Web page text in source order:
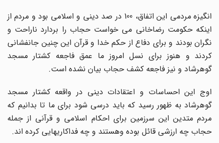
انگیزه مردمی این اتفاق، 100 در صد دینی و اسلامی بود و مردم از
اینکه حکومت رضاخانی می خواست حجاب را بردارد ناراحت و
نگران بودند و برای دفاع از حکم خدا و قرآن این چنین جانفشانی
کردند و هنوز برای نسل امروز ما عمق فاجعه کشتار مسجد
گوهرشاد و نیز فاجعه کشف حجاب بیان نشده است.
اوج این احساسات و اعتقادات دینی در واقعه کشتار مسجد
گوهرشاد به ظهور رسید که باید درسی شود برای ما تا بدانیم که
مردم متدین این سرزمین برای احکام اسلامی و قرآنی از جمله
حجاب چه ارزشی قائل بوده وهستند و چه فداکاریهایی کرده اند.